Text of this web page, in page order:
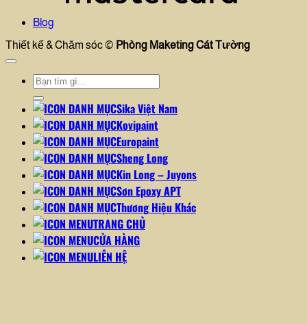
Blog
Thiết kế & Chăm sóc © Phòng Maketing Cát Tường
Tìm
kiếm:
Sika Việt Nam
Kovipaint
Europaint
Sheng Long
Kin Long – Juyons
Sơn Epoxy APT
Thương Hiệu Khác
TRANG CHỦ
CỬA HÀNG
LIÊN HỆ